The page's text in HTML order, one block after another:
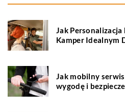
Jak
Kamper Idealnym
Jak mobilny
wygodę i